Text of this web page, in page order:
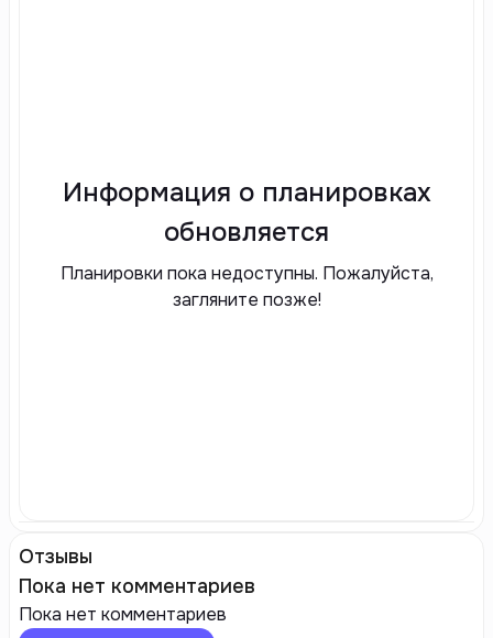
Информация о планировках
обновляется
Планировки пока недоступны. Пожалуйста,
загляните позже!
Отзывы
Пока нет комментариев
Пока нет комментариев